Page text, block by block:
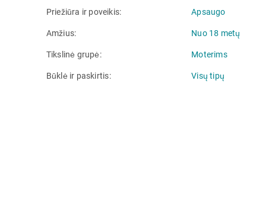
Priežiūra ir poveikis Apsaugo
Amžius Nuo 18 metų
Tikslinė grupė Moterims
Būklė ir paskirtis Visų tipų